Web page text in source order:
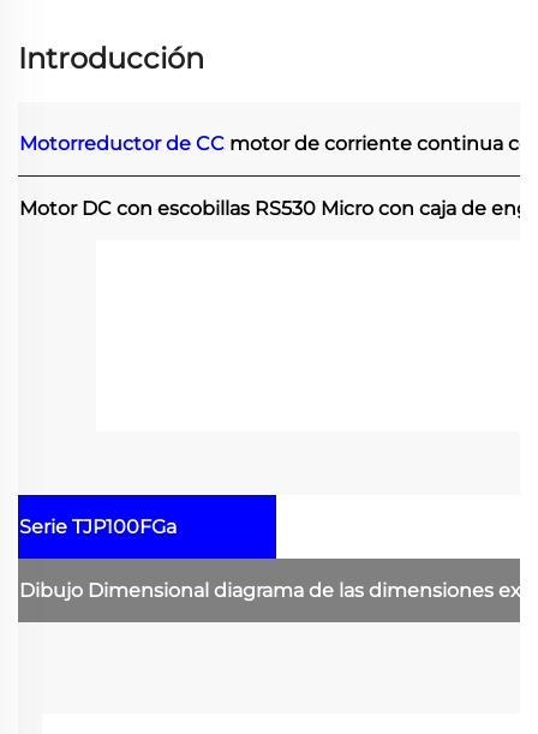
Introducción
Motorreductor de CC motor de corriente continua
Motor DC con escobillas RS530 Micro con caja de
Serie TJP100FGa
Dibujo Dimensional diagrama de las dimensiones